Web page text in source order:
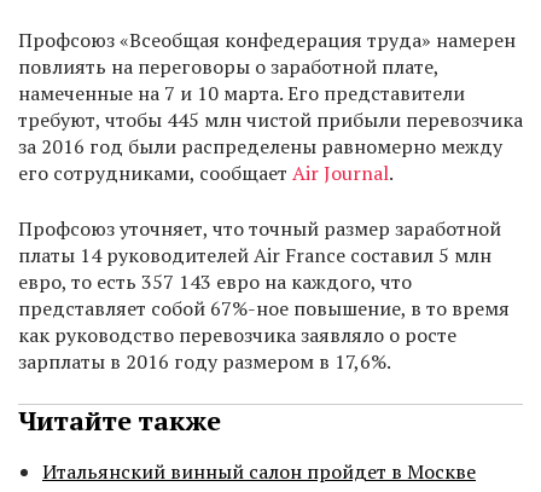
Профсоюз «Всеобщая конфедерация труда» намерен
повлиять на переговоры о заработной плате,
намеченные на 7 и 10 марта. Его представители
требуют, чтобы 445 млн чистой прибыли перевозчика
за 2016 год были распределены равномерно между
его сотрудниками, сообщает Air Journal.
Профсоюз уточняет, что точный размер заработной
платы 14 руководителей Air France составил 5 млн
евро, то есть 357 143 евро на каждого, что
представляет собой 67%-ное повышение, в то время
как руководство перевозчика заявляло о росте
зарплаты в 2016 году размером в 17,6%.
Читайте также
Итальянский винный салон пройдет в Москве